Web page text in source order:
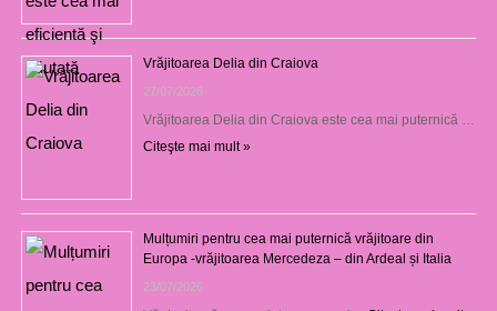
Vrăjitoarea Delia din Craiova
27/07/2026
Vrăjitoarea Delia din Craiova este cea mai puternică …
Citeşte mai mult »
Mulțumiri pentru cea mai puternică vrăjitoare din
Europa -vrăjitoarea Mercedeza – din Ardeal și Italia
23/07/2026